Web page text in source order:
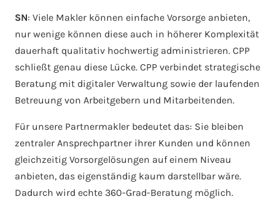
SN: Viele Makler können einfache Vorsorge anbieten,
nur wenige können diese auch in höherer Komplexität
dauerhaft qualitativ hochwertig administrieren. CPP
schließt genau diese Lücke. CPP verbindet strategische
Beratung mit digitaler Verwaltung sowie der laufenden
Betreuung von Arbeitgebern und Mitarbeitenden.
Für unsere Partnermakler bedeutet das: Sie bleiben
zentraler Ansprechpartner ihrer Kunden und können
gleichzeitig Vorsorgelösungen auf einem Niveau
anbieten, das eigenständig kaum darstellbar wäre.
Dadurch wird echte 360-Grad-Beratung möglich.